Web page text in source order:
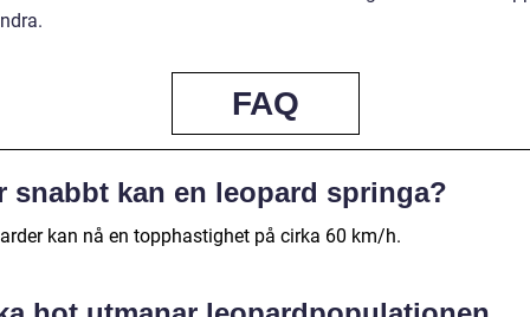
FAQ
snabbt kan en leopard springa?
kan nå en topphastighet på cirka 60 km/h.